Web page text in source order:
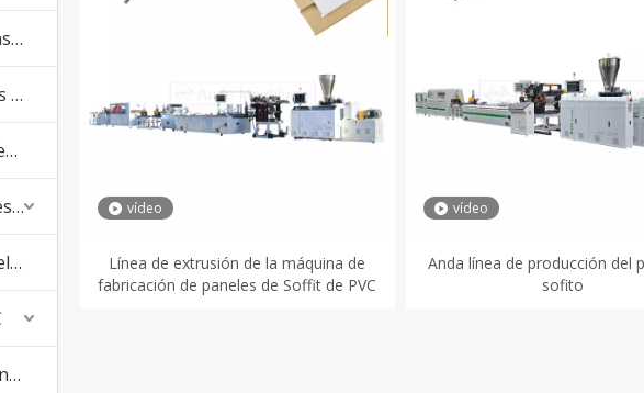
Línea de extrusión de bandas de borde de PVC
Máquina para fabricar tubos de plástico
Línea de producción de tableros de PVC
Línea de extrusión de perfiles de PVC
Línea de producción de paneles de PVC
Línea de producción de láminas de PVC
vídeo
Línea de extrusión de la máquina de
fabricación de paneles de Soffit de PVC
vídeo
Anda línea de producción del
sofito